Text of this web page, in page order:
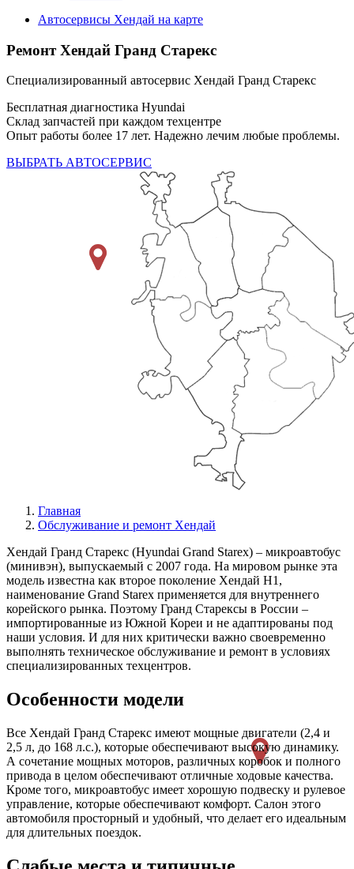
Автосервисы Хендай на карте
Ремонт Хендай Гранд Старекс
Специализированный автосервис Хендай Гранд Старекс
Бесплатная диагностика Hyundai
Склад запчастей при каждом техцентре
Опыт работы более 17 лет. Надежно лечим любые проблемы.
ВЫБРАТЬ АВТОСЕРВИС
Главная
Обслуживание и ремонт Хендай
Хендай Гранд Старекс (Hyundai Grand Starex) – микроавтобус
(минивэн), выпускаемый с 2007 года. На мировом рынке эта
модель известна как второе поколение Хендай Н1,
наименование Grand Starex применяется для внутреннего
корейского рынка. Поэтому Гранд Старексы в России –
импортированные из Южной Кореи и не адаптированы под
наши условия. И для них критически важно своевременно
выполнять техническое обслуживание и ремонт в условиях
специализированных техцентров.
Особенности модели
Все Хендай Гранд Старекс имеют мощные двигатели (2,4 и
2,5 л, до 168 л.с.), которые обеспечивают высокую динамику.
А сочетание мощных моторов, различных коробок и полного
привода в целом обеспечивают отличные ходовые качества.
Кроме того, микроавтобус имеет хорошую подвеску и рулевое
управление, которые обеспечивают комфорт. Салон этого
автомобиля просторный и удобный, что делает его идеальным
для длительных поездок.